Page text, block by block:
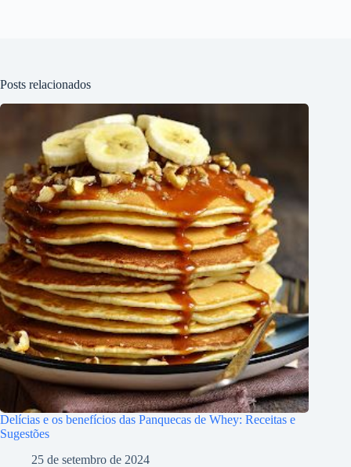
Posts relacionados
Delícias e os benefícios das Panquecas de Whey: Receitas e
Sugestões
25 de setembro de 2024